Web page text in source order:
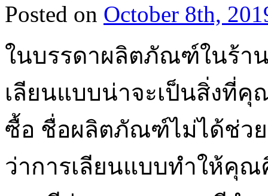
Posted on October 8th,
ในบรรดาผลิตภัณฑ์ในร้า
เลียนแบบน่าจะเป็นสิ่งที่
ซื้อ ชื่อผลิตภัณฑ์ไม่ได้ช่วย
ว่าการเลียนแบบทำให้คุ